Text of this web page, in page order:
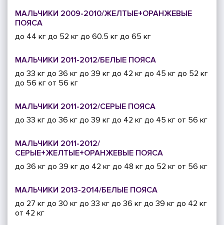
МАЛЬЧИКИ 2009-2010/ЖЕЛТЫЕ+ОРАНЖЕВЫЕ
ПОЯСА
до 44 кг до 52 кг до 60.5 кг до 65 кг
МАЛЬЧИКИ 2011-2012/БЕЛЫЕ ПОЯСА
до 33 кг до 36 кг до 39 кг до 42 кг до 45 кг до 52 кг
до 56 кг от 56 кг
МАЛЬЧИКИ 2011-2012/СЕРЫЕ ПОЯСА
до 33 кг до 36 кг до 39 кг до 42 кг до 45 кг от 56 кг
МАЛЬЧИКИ 2011-2012/
СЕРЫЕ+ЖЕЛТЫЕ+ОРАНЖЕВЫЕ ПОЯСА
до 36 кг до 39 кг до 42 кг до 48 кг до 52 кг от 56 кг
МАЛЬЧИКИ 2013-2014/БЕЛЫЕ ПОЯСА
до 27 кг до 30 кг до 33 кг до 36 кг до 39 кг до 42 кг
от 42 кг